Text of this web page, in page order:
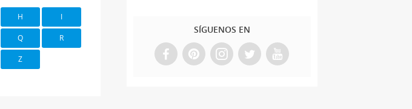
H I
Q R
Z
SÍGUENOS EN